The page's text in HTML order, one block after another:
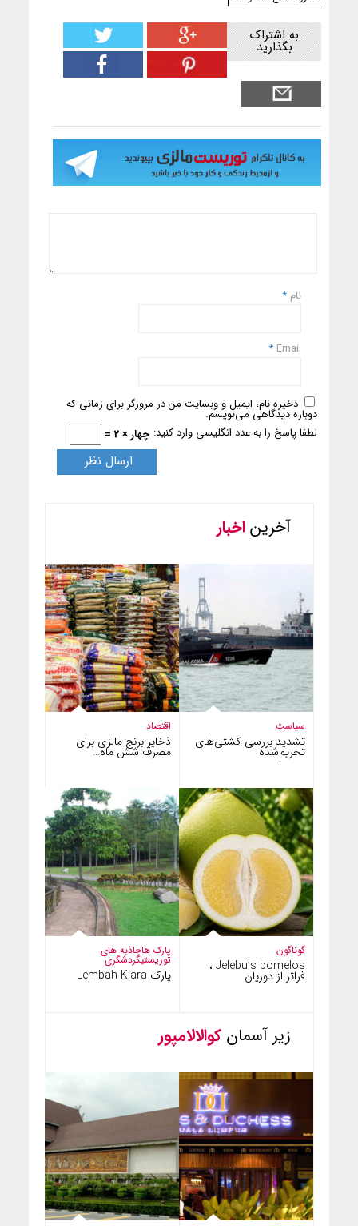
به اشتراک
بگذارید
نام *
Email
*
ذخیره نام، ایمیل و وبسایت من در مرورگر برای زمانی که
دوباره دیدگاهی می‌نویسم.
لطفا پاسخ را به عدد انگلیسی وارد کنید: چهار × 2 =
آخریناخبار
اقتصاد
ذخایر برنج مالزی برای
مصرف شش ماه…
سیاست
تشدید بررسی کشتی‌های
تحریم‌شده
پارک هاجاذبه های
توریستیگردشگری
پارک Lembah Kiara
گوناگون
Jelebu’s pomelos ،
فراتر از دوریان
زیر آسمان کوالالامپور